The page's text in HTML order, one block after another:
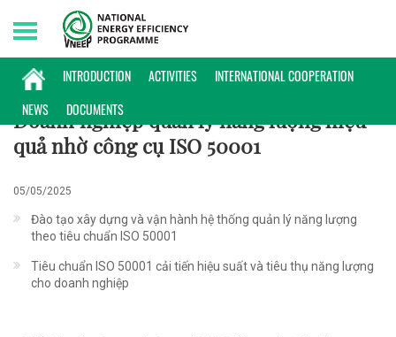
INTRODUCTION ACTIVITIES
INTERNATIONAL COOPERATION
NEWS
DOCUMENTS
Sunday, 09/08/2026 | 17:49 GMT+7
KHOA HỌC CÔNG NGHỆ
Doanh nghiệp quản lý năng lượng hiệu
quả nhờ công cụ ISO 50001
05/05/2025
Đào tạo xây dựng và vận hành hệ thống quản lý năng lượng
theo tiêu chuẩn ISO 50001
Tiêu chuẩn ISO 50001 cải tiến hiệu suất và tiêu thụ năng lượng
cho doanh nghiệp